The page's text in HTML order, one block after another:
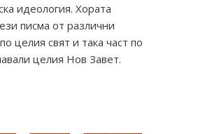
идеология. Хората
писма от различни
целия свят и така част по
целия Нов Завет.